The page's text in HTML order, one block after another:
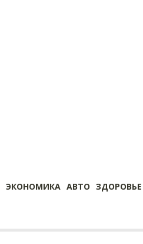
ЭКОНОМИКА АВТО ЗДОРОВЬЕ